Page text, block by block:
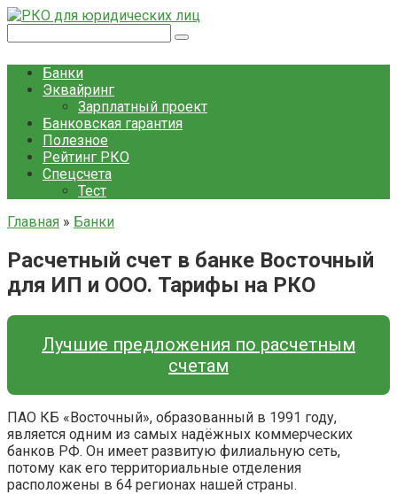
Перейти
контенту
Банки
Эквайринг
Зарплатный проект
Банковская гарантия
Полезное
Рейтинг РКО
Спецсчета
Тест
Главная » Банки
Расчетный счет в банке Восточный
для ИП и ООО. Тарифы на РКО
Лучшие предложения по расчетным
счетам
ПАО КБ «Восточный», образованный в 1991 году,
является одним из самых надёжных коммерческих
банков РФ. Он имеет развитую филиальную сеть,
потому как его территориальные отделения
расположены в 64 регионах нашей страны.